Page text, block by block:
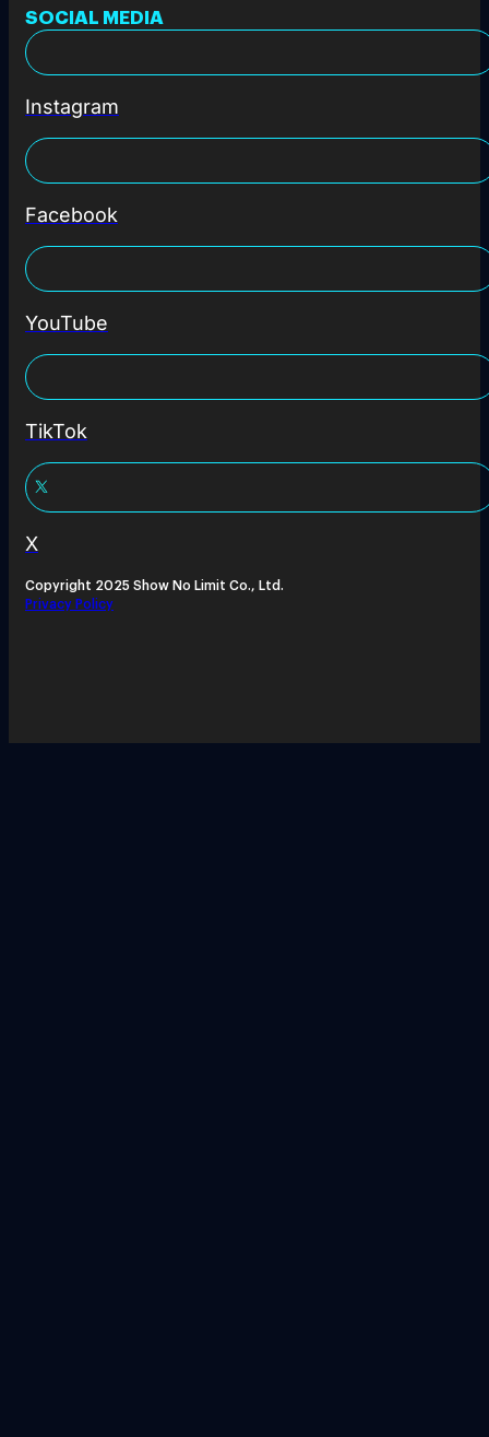
SOCIAL MEDIA
Instagram
Facebook
YouTube
TikTok
X
Copyright 2025 Show No Limit Co., Ltd.
Privacy Policy